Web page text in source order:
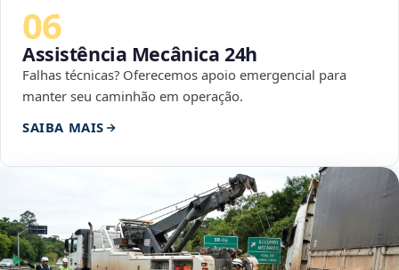
06
Assistência Mecânica 24h
Falhas técnicas? Oferecemos apoio emergencial para
manter seu caminhão em operação.
SAIBA MAIS